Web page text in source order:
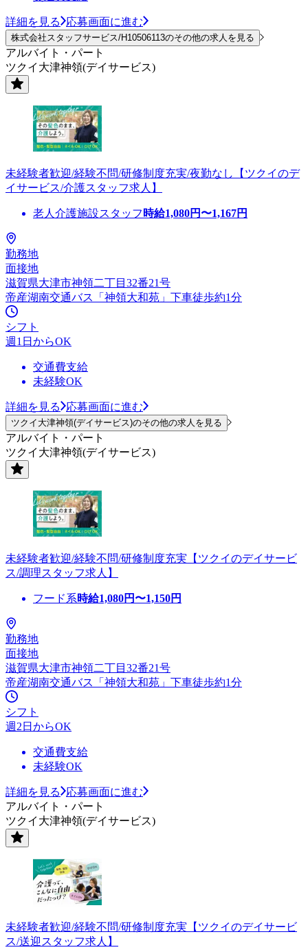
詳細を見る 応募画面に進む
株式会社スタッフサービス/H10506113のその他の求人を見る
アルバイト・パート
ツクイ大津神領(デイサービス)
未経験者歓迎/経験不問/研修制度充実/夜勤なし【ツクイのデ
イサービス/介護スタッフ求人】
老人介護施設スタッフ 時給1,080円〜1,167円
勤務地
面接地
滋賀県大津市神領二丁目32番21号
帝産湖南交通バス「神領大和苑」下車徒歩約1分
シフト
週1日からOK
交通費支給
未経験OK
詳細を見る 応募画面に進む
ツクイ大津神領(デイサービス)のその他の求人を見る
アルバイト・パート
ツクイ大津神領(デイサービス)
未経験者歓迎/経験不問/研修制度充実【ツクイのデイサービ
ス/調理スタッフ求人】
フード系時給1,080円〜1,150円
勤務地
面接地
滋賀県大津市神領二丁目32番21号
帝産湖南交通バス「神領大和苑」下車徒歩約1分
シフト
週2日からOK
交通費支給
未経験OK
詳細を見る
応募画面に進む
アルバイト・パート
ツクイ大津神領(デイサービス)
未経験者歓迎/経験不問/研修制度充実【ツクイのデイサービ
ス/送迎スタッフ求人】